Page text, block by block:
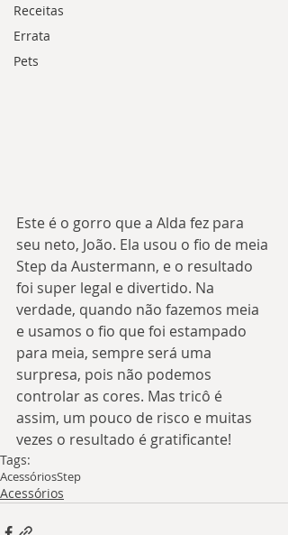
Receitas
Errata
Pets
Este é o gorro que a Alda fez para
seu neto, João. Ela usou o fio de meia
Step da Austermann, e o resultado
foi super legal e divertido. Na
verdade, quando não fazemos meia
e usamos o fio que foi estampado
para meia, sempre será uma
surpresa, pois não podemos
controlar as cores. Mas tricô é
assim, um pouco de risco e muitas
vezes o resultado é gratificante!
Tags:
AcessóriosStep
Acessórios